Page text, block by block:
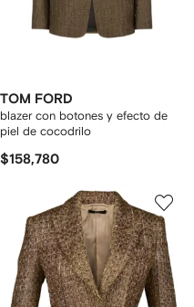
TOM FORD
blazer con botones y efecto de
piel de cocodrilo
$158,780